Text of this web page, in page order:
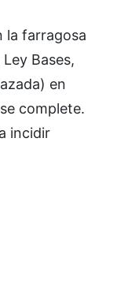
la farragosa
Bases,
en
complete.
incidir